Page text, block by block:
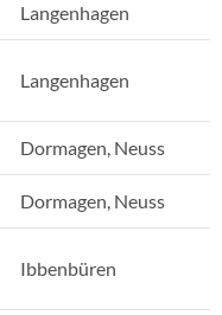
Langenhagen
Langenhagen
Dormagen, Neuss
Dormagen, Neuss
Ibbenbüren